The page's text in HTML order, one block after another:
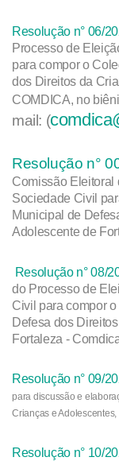
Resolução n° 06/
Processo de
para compor o
dos Direitos da
COMDICA, no
mail: (
Resolução n°
Comissão Eleitoral
Sociedade Civil
Municipal de
Adolescente de
Resolução n° 08/
do Processo de
Civil para compor
Defesa dos
Fortaleza -
Resolução n° 09/
para discussão e
Crianças e
Resolução n° 10/